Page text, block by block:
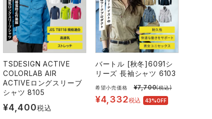
TSDESIGN ACTIVE
COLORLAB AIR
ACTIVEロングスリーブ
シャツ 8105
¥4,400税込
バートル [秋冬]6091シ
リーズ 長袖シャツ 6103
希望小売価格 ¥7,700(税込)
¥4,332税込 43%OFF